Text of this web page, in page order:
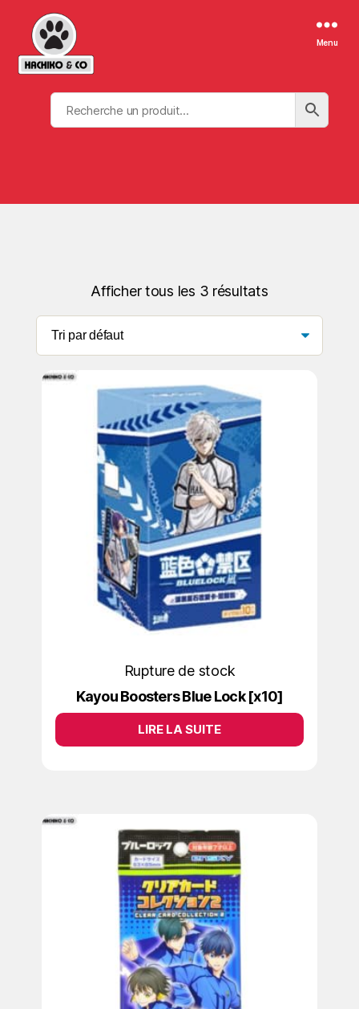
Menu
Afficher tous les 3 résultats
Rupture de stock
Kayou Boosters Blue Lock [x10]
LIRE LA SUITE